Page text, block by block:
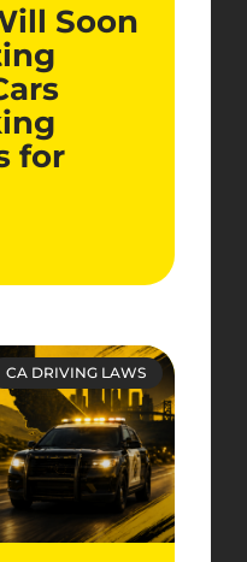
Soon
for
CA DRIVING LAWS